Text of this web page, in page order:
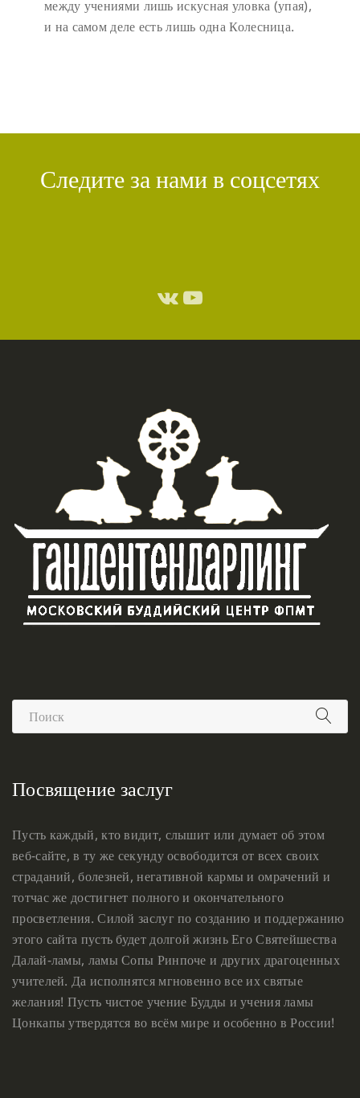
между учениями лишь искусная уловка (упая),
и на самом деле есть лишь одна Колесница.
Следите за нами в соцсетях
Посвящение заслуг
Пусть каждый, кто видит, слышит или думает об этом
веб-сайте, в ту же секунду освободится от всех своих
страданий, болезней, негативной кармы и омрачений и
тотчас же достигнет полного и окончательного
просветления. Силой заслуг по созданию и поддержанию
этого сайта пусть будет долгой жизнь Его Святейшества
Далай-ламы, ламы Сопы Ринпоче и других драгоценных
учителей. Да исполнятся мгновенно все их святые
желания! Пусть чистое учение Будды и учения ламы
Цонкапы утвердятся во всём мире и особенно в России!